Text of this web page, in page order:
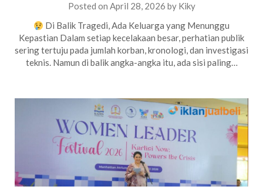
Posted on April 28, 2026 by Kiky
Di Balik Tragedi, Ada Keluarga yang Menunggu
Kepastian Dalam setiap kecelakaan besar, perhatian publik
sering tertuju pada jumlah korban, kronologi, dan investigasi
teknis. Namun di balik angka-angka itu, ada sisi paling…